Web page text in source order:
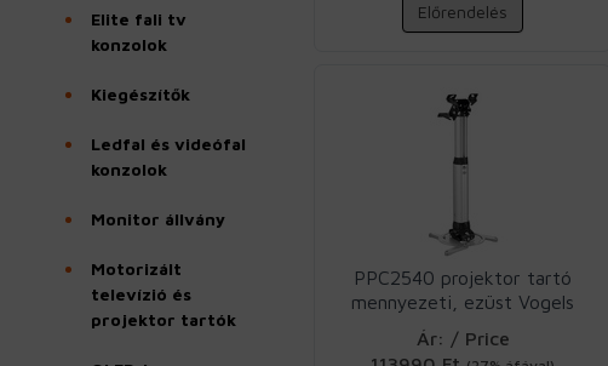
Elite fali tv
konzolok
Kiegészítők
Ledfal és videófal
konzolok
Monitor állvány
Motorizált
televízió és
projektor tartók
Előrendelés
PPC2540 projektor tartó
mennyezeti, ezüst Vogels
Ár: / Price